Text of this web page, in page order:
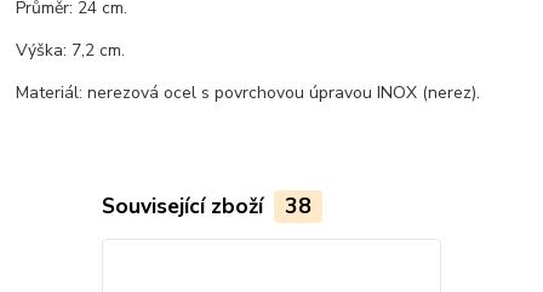
Průměr: 24 cm.
Výška: 7,2 cm.
Materiál: nerezová ocel s povrchovou úpravou INOX (nerez).
Související zboží 38